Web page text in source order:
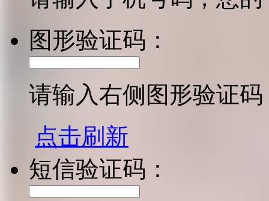
图形验证码：
请输入右侧图形验证码
点击刷新
短信验证码：